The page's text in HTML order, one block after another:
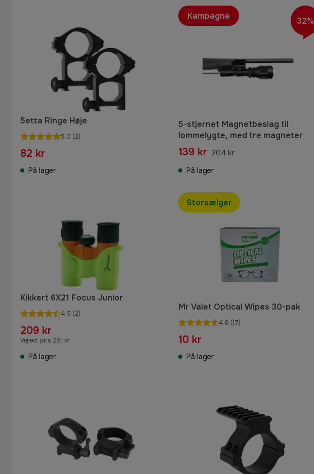
5etta Ringe Høje
5.0 (2)
82 kr
På lager
5-stjernet Magnetbeslag til
lommelygte, med tre magneter
139 kr 204 kr
På lager
Kampagne 32%
Kikkert 6X21 Focus Junior
4.5 (2)
209 kr
Vejled. pris 251 kr
På lager
Mr Valet Optical Wipes 30-pak
4.6 (17)
10 kr
På lager
Storsælger